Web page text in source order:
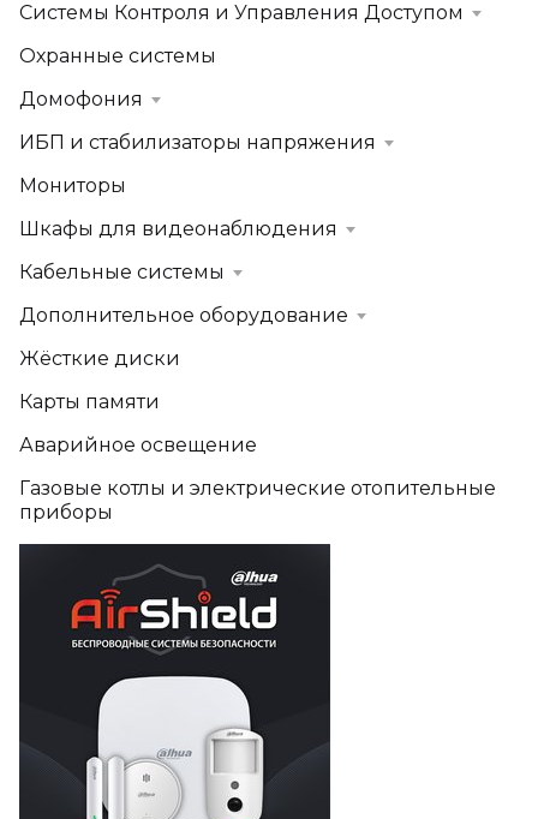
Системы Контроля и Управления Доступом
Охранные системы
Домофония
ИБП и стабилизаторы напряжения
Мониторы
Шкафы для видеонаблюдения
Кабельные системы
Дополнительное оборудование
Жёсткие диски
Карты памяти
Аварийное освещение
Газовые котлы и электрические отопительные
приборы